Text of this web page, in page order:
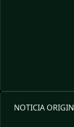
NOTICIA